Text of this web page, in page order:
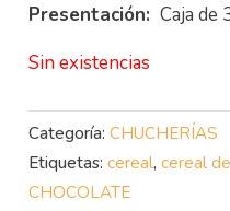
Presentación: Caja de
Sin existencias
Categoría:CHUCHERÍAS
Etiquetas:cereal,cereal
CHOCOLATE